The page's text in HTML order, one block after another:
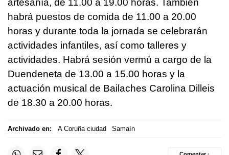
artesanía, de 11.00 a 19.00 horas. También
habrá puestos de comida de 11.00 a 20.00
horas y durante toda la jornada se celebrarán
actividades infantiles, así como talleres y
actividades. Habrá sesión vermú a cargo de la
Duendeneta de 13.00 a 15.00 horas y la
actuación musical de Bailaches Carolina Dilleis
de 18.30 a 20.00 horas.
Archivado en: A Coruña ciudad Samaín